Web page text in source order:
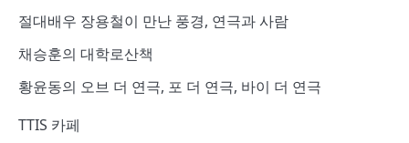
절대배우 장용철이 만난 풍경, 연극과 사람
채승훈의 대학로산책
황윤동의 오브 더 연극, 포 더 연극, 바이 더 연극
TTIS 카페